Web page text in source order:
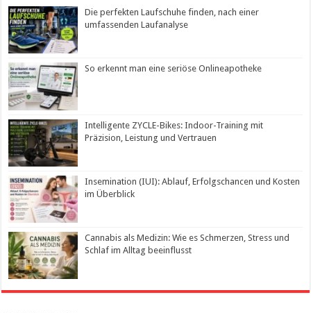
Die perfekten Laufschuhe finden, nach einer
umfassenden Laufanalyse
So erkennt man eine seriöse Onlineapotheke
Intelligente ZYCLE-Bikes: Indoor-Training mit
Präzision, Leistung und Vertrauen
Insemination (IUI): Ablauf, Erfolgschancen und Kosten
im Überblick
Cannabis als Medizin: Wie es Schmerzen, Stress und
Schlaf im Alltag beeinflusst